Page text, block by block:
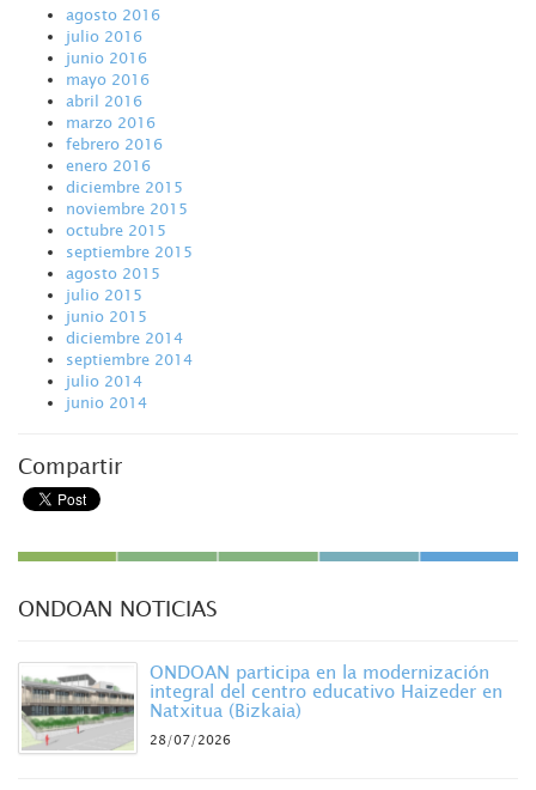
agosto 2016
julio 2016
junio 2016
mayo 2016
abril 2016
marzo 2016
febrero 2016
enero 2016
diciembre 2015
noviembre 2015
octubre 2015
septiembre 2015
agosto 2015
julio 2015
junio 2015
diciembre 2014
septiembre 2014
julio 2014
junio 2014
Compartir
ONDOAN NOTICIAS
ONDOAN participa en la modernización
integral del centro educativo Haizeder en
Natxitua (Bizkaia)
28/07/2026